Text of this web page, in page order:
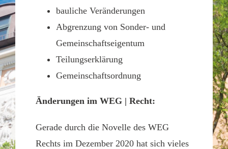
bauliche Veränderungen
Abgrenzung von Sonder- und
Gemeinschaftseigentum
Teilungserklärung
Gemeinschaftsordnung
Änderungen im WEG | Recht:
Gerade durch die Novelle des WEG
Rechts im Dezember 2020 hat sich vieles